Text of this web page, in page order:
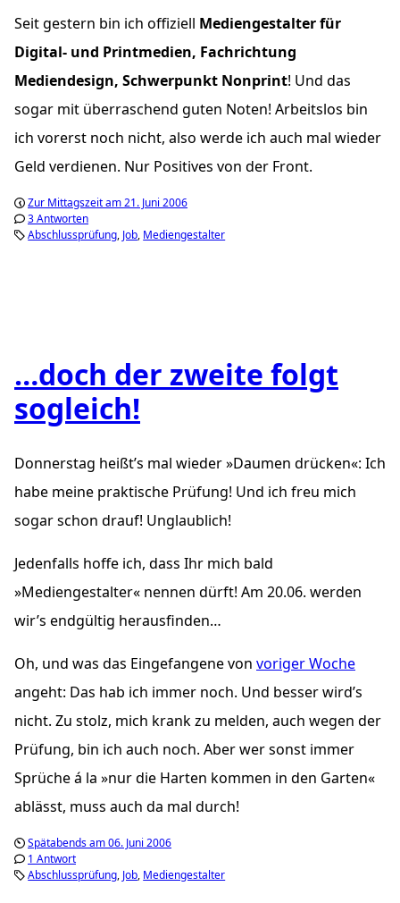
Seit gestern bin ich offiziell Mediengestalter für
Digital- und Printmedien, Fachrichtung
Mediendesign, Schwerpunkt Nonprint! Und das
sogar mit überraschend guten Noten! Arbeitslos bin
ich vorerst noch nicht, also werde ich auch mal wieder
Geld verdienen. Nur Positives von der Front.
Zur Mittagszeit am 21. Juni 2006
3 Antworten
Abschlussprüfung Job Mediengestalter
…doch der zweite folgt
sogleich!
Donnerstag heißt’s mal wieder »Daumen drücken«: Ich
habe meine praktische Prüfung! Und ich freu mich
sogar schon drauf! Unglaublich!
Jedenfalls hoffe ich, dass Ihr mich bald
»Mediengestalter« nennen dürft! Am 20.06. werden
wir’s endgültig herausfinden…
Oh, und was das Eingefangene von voriger Woche
angeht: Das hab ich immer noch. Und besser wird’s
nicht. Zu stolz, mich krank zu melden, auch wegen der
Prüfung, bin ich auch noch. Aber wer sonst immer
Sprüche á la »nur die Harten kommen in den Garten«
ablässt, muss auch da mal durch!
Spätabends am 06. Juni 2006
1 Antwort
Abschlussprüfung Job Mediengestalter